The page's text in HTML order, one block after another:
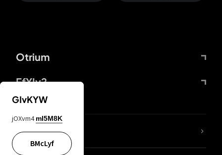
Otrium
FfYIy2
ZbBJcb
GIvKYW
jOXvm4 mI5M8K
BMcLyf